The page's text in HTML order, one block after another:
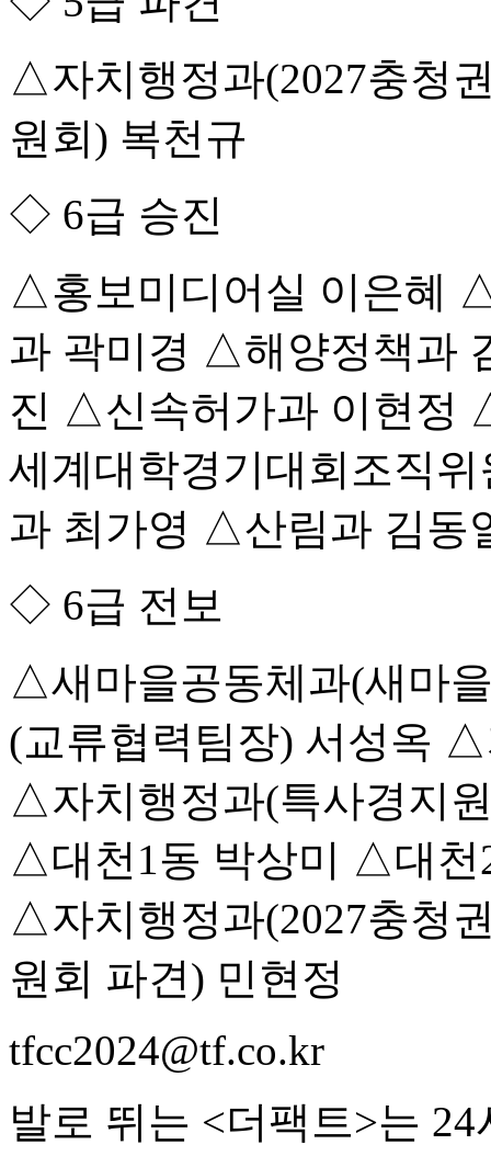
△자치행정과(2027충청
원회) 복천규
◇ 6급 승진
△홍보미디어실 이은혜
과 곽미경 △해양정책과
진 △신속허가과 이현정
세계대학경기대회조직
과 최가영 △산림과 김동
◇ 6급 전보
△새마을공동체과(새마
(교류협력팀장) 서성옥
△자치행정과(특사경지
△대천1동 박상미 △대천
△자치행정과(2027충청
원회 파견) 민현정
tfcc2024@tf.co.kr
발로 뛰는 <더팩트>는